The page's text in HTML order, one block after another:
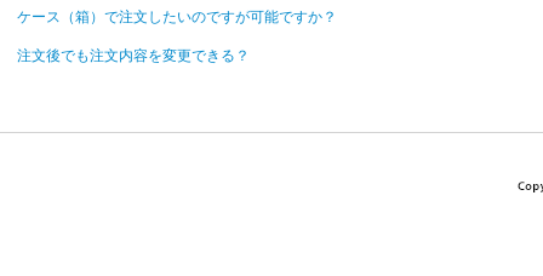
ケース（箱）で注文したいのですが可能ですか？
注文後でも注文内容を変更できる？